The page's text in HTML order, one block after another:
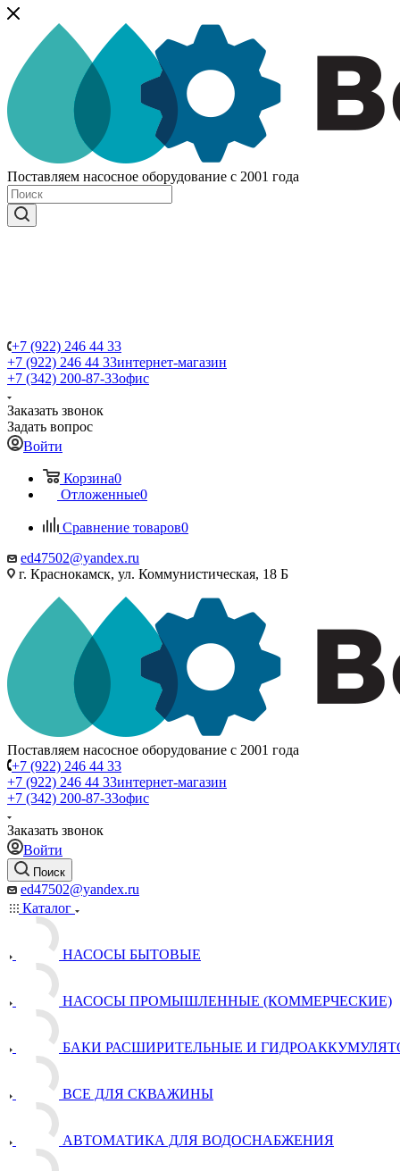
Поставляем насосное оборудование с 2001 года
+7 (922) 246 44 33
+7 (922) 246 44 33интернет-магазин
+7 (342) 200-87-33офис
Заказать звонок
Задать вопрос
Войти
Корзина0
Отложенные0
Сравнение товаров0
ed47502@yandex.ru
г. Краснокамск, ул. Коммунистическая, 18 Б
Поставляем насосное оборудование с 2001 года
+7 (922) 246 44 33
+7 (922) 246 44 33интернет-магазин
+7 (342) 200-87-33офис
Заказать звонок
Войти
Поиск
ed47502@yandex.ru
Каталог
НАСОСЫ БЫТОВЫЕ
НАСОСЫ ПРОМЫШЛЕННЫЕ (КОММЕРЧЕСКИЕ)
БАКИ РАСШИРИТЕЛЬНЫЕ И
ВСЕ ДЛЯ СКВАЖИНЫ
АВТОМАТИКА ДЛЯ ВОДОСНАБЖЕНИЯ